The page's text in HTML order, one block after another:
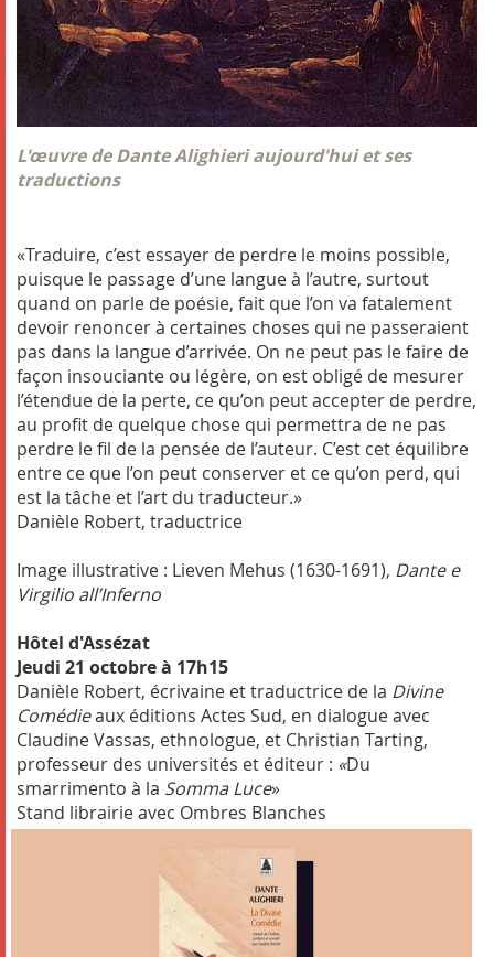
L'œuvre de Dante Alighieri aujourd'hui et ses
traductions
«Traduire, c’est essayer de perdre le moins possible,
puisque le passage d’une langue à l’autre, surtout
quand on parle de poésie, fait que l’on va fatalement
devoir renoncer à certaines choses qui ne passeraient
pas dans la langue d’arrivée. On ne peut pas le faire de
façon insouciante ou légère, on est obligé de mesurer
l’étendue de la perte, ce qu’on peut accepter de perdre,
au profit de quelque chose qui permettra de ne pas
perdre le fil de la pensée de l’auteur. C’est cet équilibre
entre ce que l’on peut conserver et ce qu’on perd, qui
est la tâche et l’art du traducteur.»
Danièle Robert, traductrice
Image illustrative : Lieven Mehus (1630-1691), Dante e
Virgilio all’Inferno
Hôtel d'Assézat
Jeudi 21 octobre à 17h15
Danièle Robert, écrivaine et traductrice de la Divine
Comédieaux éditions Actes Sud, en dialogue avec
Claudine Vassas, ethnologue, et Christian Tarting,
professeur des universités et éditeur : «Du
smarrimento à la Somma Luce»
Stand librairie avec Ombres Blanches